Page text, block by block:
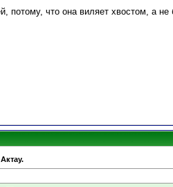
потому, что она виляет хвостом, а не